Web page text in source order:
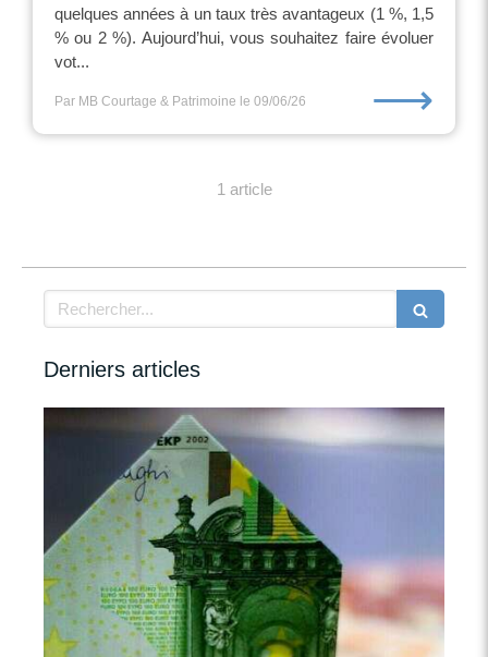
quelques années à un taux très avantageux (1 %, 1,5
% ou 2 %). Aujourd’hui, vous souhaitez faire évoluer
vot...
Par MB Courtage & Patrimoine le 09/06/26 ⟶
1 article
Rechercher
Derniers articles